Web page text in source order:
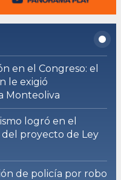
en el Congreso: el
le exigió
Monteoliva
logró en el
del proyecto de Ley
de policía por robo